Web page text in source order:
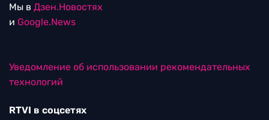
Мы в Дзен.Новостях
и Google.News
Уведомление об использовании рекомендательных
технологий
RTVI в соцсетях